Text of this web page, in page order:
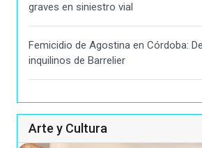
graves en siniestro vial
Femicidio de Agostina en Córdoba:
inquilinos de Barrelier
Arte y Cultura